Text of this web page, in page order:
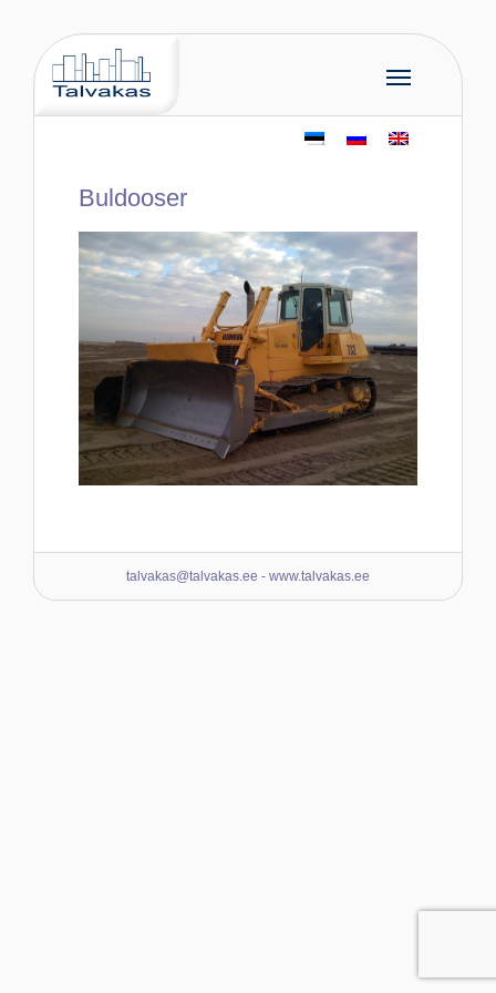
Buldooser
talvakas@talvakas.ee - www.talvakas.ee